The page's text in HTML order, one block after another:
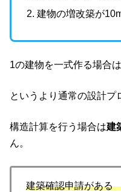
建物の増改築が
1の建物を一式作る場合
というより通常の設計プ
構造計算を行う場合は建
ん。
建築確認申請があ